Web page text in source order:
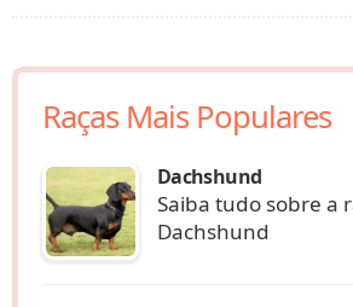
Raças Mais Populares
Dachshund
Saiba tudo sobre a
Dachshund